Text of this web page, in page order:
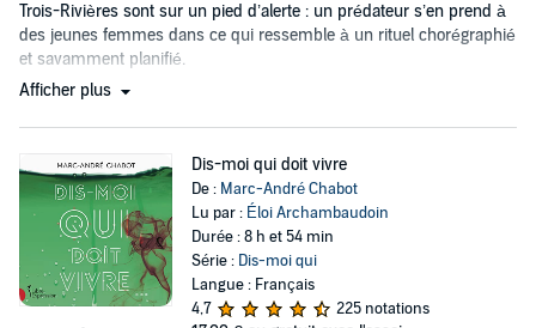
Trois-Rivières sont sur un pied d’alerte : un prédateur s’en prend à
des jeunes femmes dans ce qui ressemble à un rituel chorégraphié
et savamment planifié.
Afficher plus
Dis-moi qui doit vivre
De : Marc-André Chabot
Lu par : Éloi Archambaudoin
Durée : 8 h et 54 min
Série : Dis-moi qui
Langue : Français
4,7
225 notations